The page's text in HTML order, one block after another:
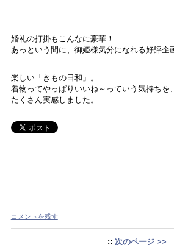
婚礼の打掛もこんなに豪華！
あっという間に、御姫様気分になれる好評企
楽しい「きもの日和」。
着物ってやっぱりいいね～っていう気持ちを
たくさん実感しました。
コメントを残す
:: 次のページ >>